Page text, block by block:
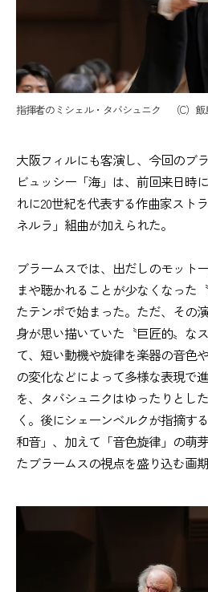
指揮者のミシェル・タバシュニク （C）飯
大阪フィルにも客演し、今回のブ
ビュッシー「海」は、前回来日時
れに20世紀を代表する作曲家スト
ネルラ」組曲が加えられた。
ブラームスでは、出だしのモット
まや聴かれることが少なくなった
たテンポで始まった。ただ、その
身が思い描いていた〝巨匠的〟な
て、短い動機や旋律を楽器の音色
の変化などによって多様な表現で
を、タバシュニクはゆったりとし
く。後にシェーンベルクが指摘す
和音」、加えて「音色旋律」の萌
たブラームスの視点を盛り込む画